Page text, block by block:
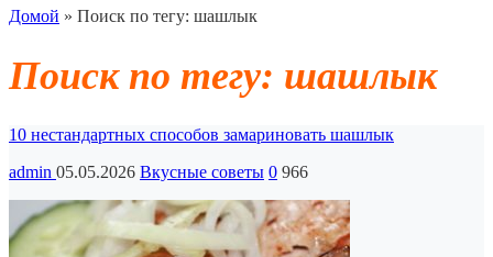
Домой » Поиск по тегу: шашлык
Поиск по тегу: шашлык
10 нестандартных способов замариновать шашлык
admin 05.05.2026 Вкусные советы 0 966